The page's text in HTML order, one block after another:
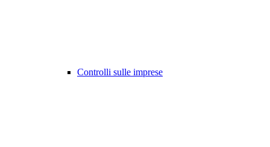
Controlli sulle imprese